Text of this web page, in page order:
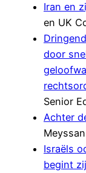
Iran en
en UK
door
Senior
Achter
Israëls
begint